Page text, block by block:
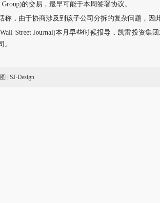
的交易，最早可能于本周签署协议。
称，由于协商涉及到该子公司分拆的复杂问题，因
Wall Street Journal)本月早些时候报导，凯雷投资集
。
SJ-Design